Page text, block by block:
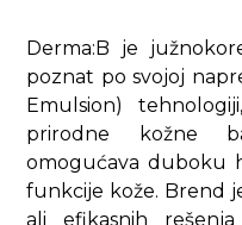
Derma:B je
poznat po svojoj
Emulsion)
prirodne kožne
omogućava duboku
funkcije kože. Brend
ali efikasnih